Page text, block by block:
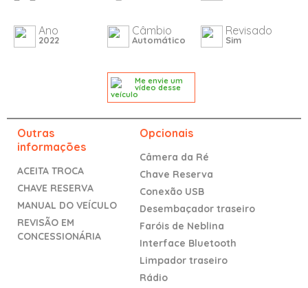
Ano
2022
Câmbio
Automático
Revisado
Sim
Me envie um
vídeo desse
veículo
Outras
informações
ACEITA TROCA
CHAVE RESERVA
MANUAL DO VEÍCULO
REVISÃO EM
CONCESSIONÁRIA
Opcionais
Câmera da Ré
Chave Reserva
Conexão USB
Desembaçador traseiro
Faróis de Neblina
Interface Bluetooth
Limpador traseiro
Rádio